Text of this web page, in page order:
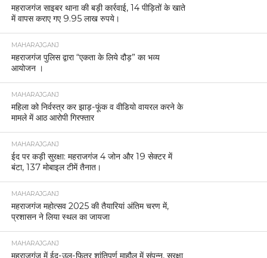
महराजगंज साइबर थाना की बड़ी कार्रवाई, 14 पीड़ितों के खाते
में वापस कराए गए 9.95 लाख रुपये।
MAHARAJGANJ
महराजगंज पुलिस द्वारा “एकता के लिये दौड़” का भव्य
आयोजन ।
MAHARAJGANJ
महिला को निर्वस्त्र कर झाड़-फूंक व वीडियो वायरल करने के
मामले में आठ आरोपी गिरफ्तार
MAHARAJGANJ
ईद पर कड़ी सुरक्षा: महराजगंज 4 जोन और 19 सेक्टर में
बंटा, 137 मोबाइल टीमें तैनात।
MAHARAJGANJ
महराजगंज महोत्सव 2025 की तैयारियां अंतिम चरण में,
प्रशासन ने लिया स्थल का जायजा
MAHARAJGANJ
महराजगंज में ईद-उल-फितर शांतिपूर्ण माहौल में संपन्न, सुरक्षा